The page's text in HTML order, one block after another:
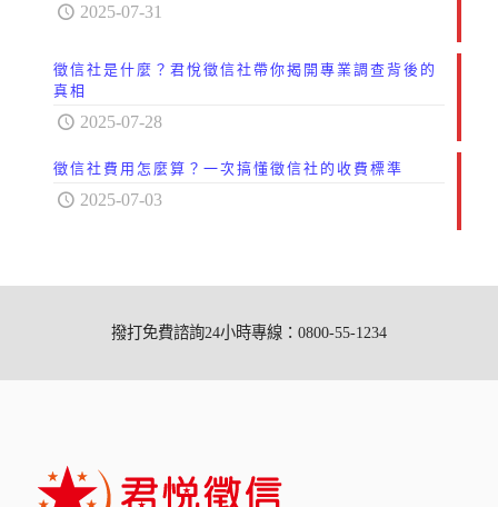
2025-07-31
徵信社是什麼？君悅徵信社帶你揭開專業調查背後的
真相
2025-07-28
徵信社費用怎麼算？一次搞懂徵信社的收費標準
2025-07-03
撥打免費諮詢24小時專線：0800-55-1234